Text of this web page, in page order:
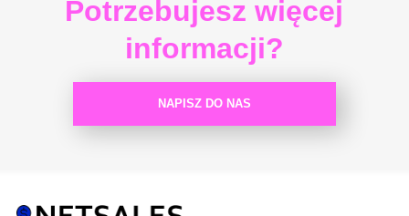
Potrzebujesz więcej
informacji?
NAPISZ DO NAS